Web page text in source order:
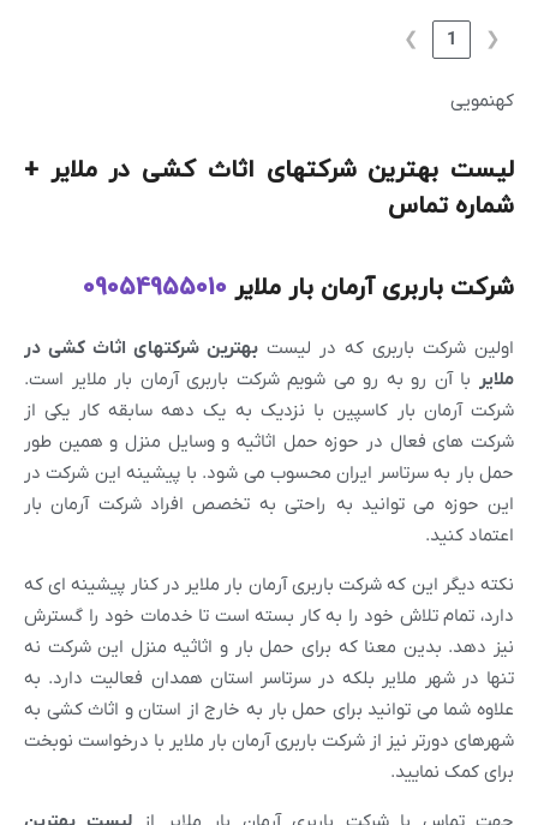
❮
1
❯
کهنمویی
لیست بهترین شرکتهای اثاث کشی در ملایر +
شماره تماس
شرکت باربری آرمان بار ملایر 09054955010
اولین شرکت باربری که در لیست بهترین شرکتهای اثاث کشی در
ملایر با آن رو به رو می شویم شرکت باربری آرمان بار ملایر است.
شرکت آرمان بار کاسپین با نزدیک به یک دهه سابقه کار یکی از
شرکت های فعال در حوزه حمل اثاثیه و وسایل منزل و همین طور
حمل بار به سرتاسر ایران محسوب می شود. با پیشینه این شرکت در
این حوزه می توانید به راحتی به تخصص افراد شرکت آرمان بار
اعتماد کنید.
نکته دیگر این که شرکت باربری آرمان بار ملایر در کنار پیشینه ای که
دارد، تمام تلاش خود را به کار بسته است تا خدمات خود را گسترش
نیز دهد. بدین معنا که برای حمل بار و اثاثیه منزل این شرکت نه
تنها در شهر ملایر بلکه در سرتاسر استان همدان فعالیت دارد. به
علاوه شما می توانید برای حمل بار به خارج از استان و اثاث کشی به
شهرهای دورتر نیز از شرکت باربری آرمان بار ملایر با درخواست نوبخت
برای کمک نمایید.